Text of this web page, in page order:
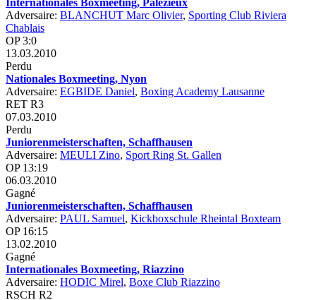
Adversaire: BLANCHUT Marc Olivier, Sporting Club Riviera
Chablais
OP 3:0
13.03.2010
Perdu
Nationales Boxmeeting, Nyon
Adversaire: EGBIDE Daniel, Boxing Academy Lausanne
RET R3
07.03.2010
Perdu
Juniorenmeisterschaften, Schaffhausen
Adversaire: MEULI Zino, Sport Ring St. Gallen
OP 13:19
06.03.2010
Gagné
Juniorenmeisterschaften, Schaffhausen
Adversaire: PAUL Samuel, Kickboxschule Rheintal Boxteam
OP 16:15
13.02.2010
Gagné
Internationales Boxmeeting, Riazzino
Adversaire: HODIC Mirel, Boxe Club Riazzino
RSCH R2